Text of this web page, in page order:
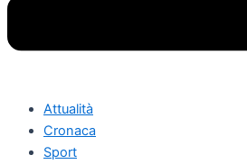
Attualità
Cronaca
Sport